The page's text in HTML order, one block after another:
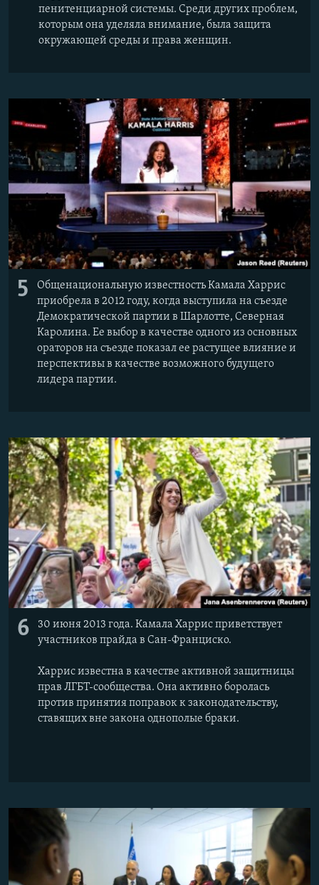
пенитенциарной системы. Среди других проблем,
которым она уделяла внимание, была защита
окружающей среды и права женщин.
5
Общенациональную известность Камала Харрис
приобрела в 2012 году, когда выступила на съезде
Демократической партии в Шарлотте, Северная
Каролина. Ее выбор в качестве одного из основных
ораторов на съезде показал ее растущее влияние и
перспективы в качестве возможного будущего
лидера партии.
6
30 июня 2013 года. Камала Харрис приветствует
участников прайда в Сан-Франциско.
Харрис известна в качестве активной защитницы
прав ЛГБТ-сообщества. Она активно боролась
против принятия поправок к законодательству,
ставящих вне закона однополые браки.